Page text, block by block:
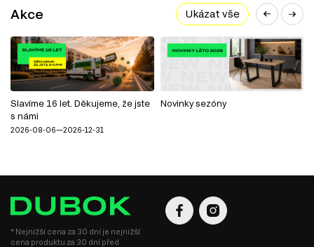
Akce Ukázat vše
Slavíme 16 let. Děkujeme, že jste
s námi
2026-08-06—2026-12-31
Novinky sezóny
* Nejnižší cena za 30 dní je nejnižší
cena produktu za 30 dní před